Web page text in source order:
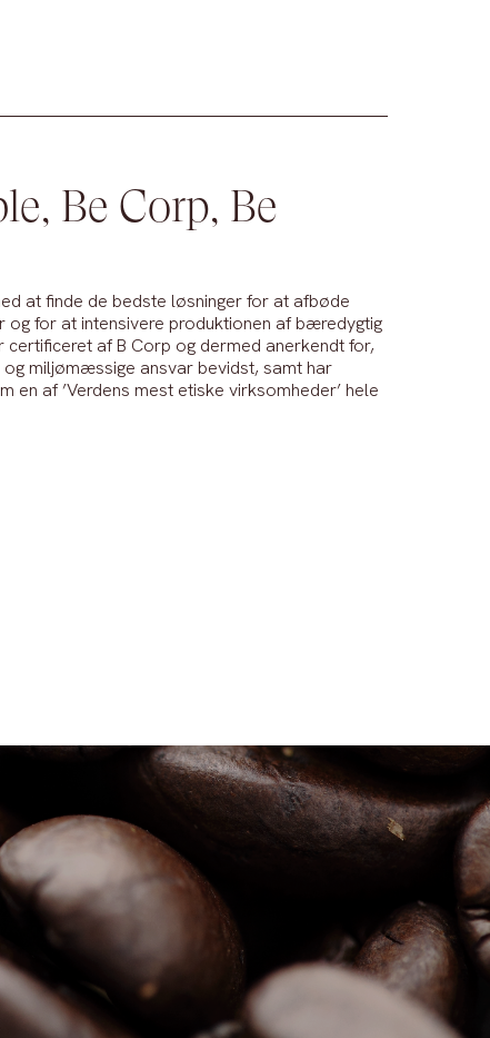
Be Corp, Be
at finde de bedste løsninger for at afbøde
og for at intensivere produktionen af bæredygtig
certificeret af B Corp og dermed anerkendt for,
miljømæssige ansvar bevidst, samt har
en af ’Verdens mest etiske virksomheder’ hele